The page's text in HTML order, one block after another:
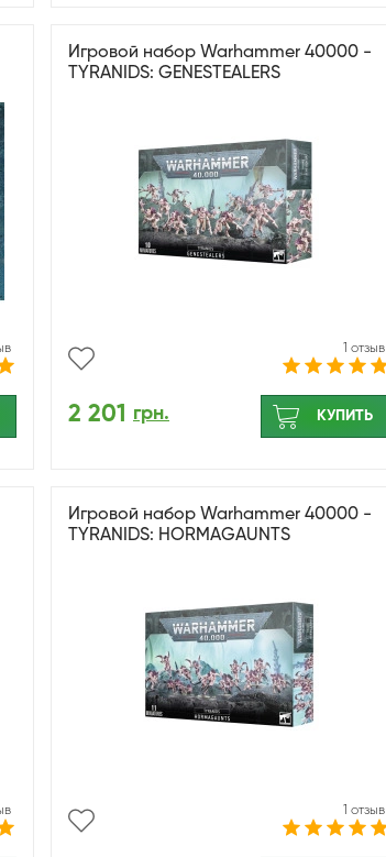
Игровой набор Warhammer 40000 -
TYRANIDS: GENESTEALERS
1 отзыв
2 201 грн. КУПИТЬ
Игровой набор Warhammer 40000 -
TYRANIDS: HORMAGAUNTS
1 отзыв